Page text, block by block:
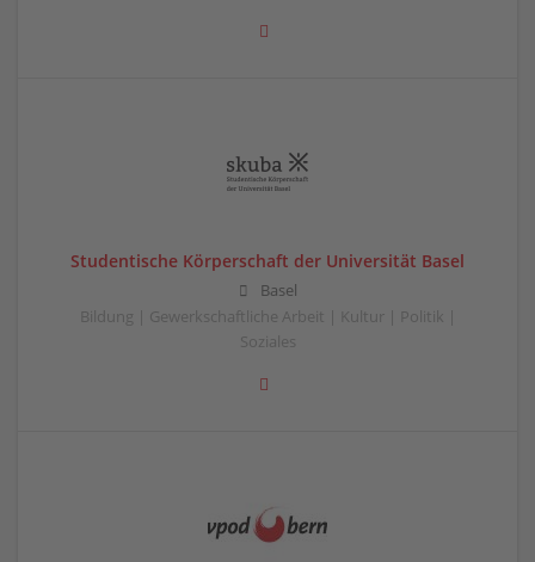
Studentische Körperschaft der Universität Basel
Basel
Bildung | Gewerkschaftliche Arbeit | Kultur | Politik |
Soziales